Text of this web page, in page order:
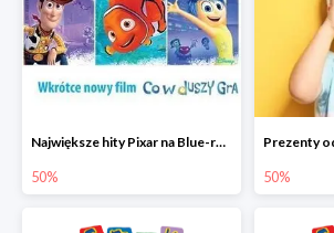
Największe hity Pixar na Blue-rey i DVD w Smyku - drugi film -50%
50% 50%